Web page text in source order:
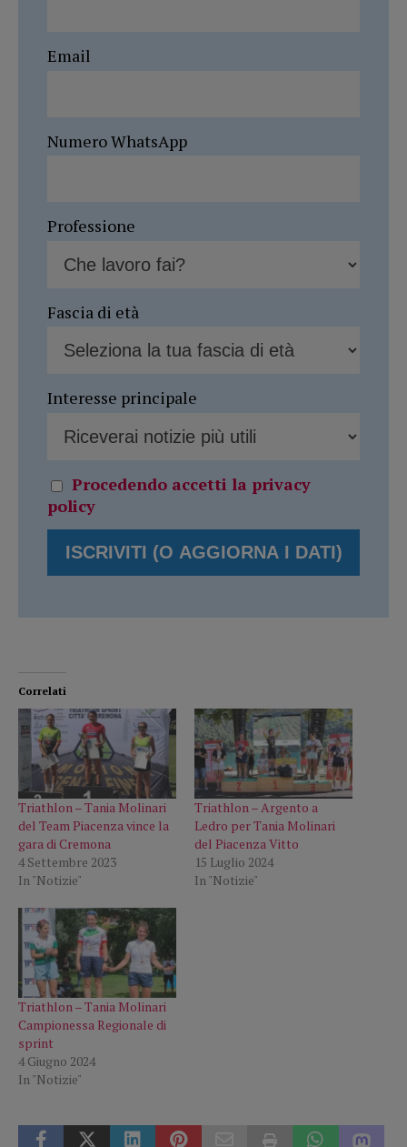
Email
Numero WhatsApp
Professione
Fascia di età
Interesse principale
Procedendo accetti la privacy
policy
Correlati
Triathlon – Tania Molinari
del Team Piacenza vince la
gara di Cremona
4 Settembre 2023
In "Notizie"
Triathlon – Argento a
Ledro per Tania Molinari
del Piacenza Vitto
15 Luglio 2024
In "Notizie"
Triathlon – Tania Molinari
Campionessa Regionale di
sprint
4 Giugno 2024
In "Notizie"